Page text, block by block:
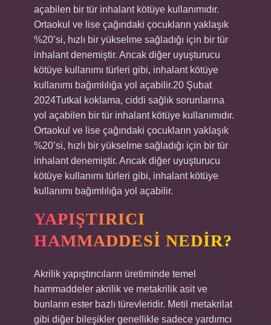
açabilen bir tür inhalant kötüye kullanımıdır.
Ortaokul ve lise çağındaki çocukların yaklaşık
%20’si, hızlı bir yükselme sağladığı için bir tür
inhalant denemiştir. Ancak diğer uyuşturucu
kötüye kullanımı türleri gibi, inhalant kötüye
kullanımı bağımlılığa yol açabilir.20 Şubat
2024Tutkal koklama, ciddi sağlık sorunlarına
yol açabilen bir tür inhalant kötüye kullanımıdır.
Ortaokul ve lise çağındaki çocukların yaklaşık
%20’si, hızlı bir yükselme sağladığı için bir tür
inhalant denemiştir. Ancak diğer uyuşturucu
kötüye kullanımı türleri gibi, inhalant kötüye
kullanımı bağımlılığa yol açabilir.
YAPIŞTIRICI
HAMMADDESI NEDIR?
Akrilik yapıştırıcıların üretiminde temel
hammaddeler akrilik ve metakrilik asit ve
bunların ester bazlı türevleridir. Metil metakrilat
gibi diğer bileşikler genellikle sadece yardımcı